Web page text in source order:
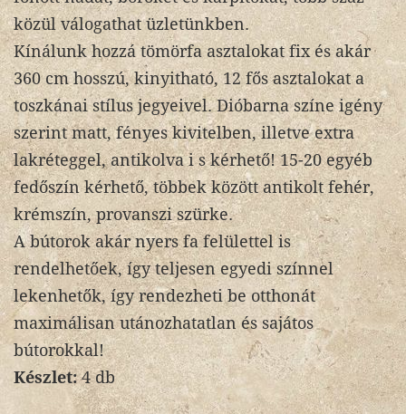
közül válogathat üzletünkben.
Kínálunk hozzá tömörfa asztalokat fix és akár
360 cm hosszú, kinyitható, 12 fős asztalokat a
toszkánai stílus jegyeivel. Dióbarna színe igény
szerint matt, fényes kivitelben, illetve extra
lakréteggel, antikolva i s kérhető! 15-20 egyéb
fedőszín kérhető, többek között antikolt fehér,
krémszín, provanszi szürke.
A bútorok akár nyers fa felülettel is
rendelhetőek, így teljesen egyedi színnel
lekenhetők, így rendezheti be otthonát
maximálisan utánozhatatlan és sajátos
bútorokkal!
Készlet:4 db